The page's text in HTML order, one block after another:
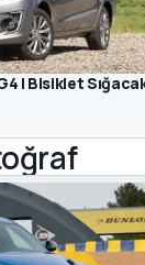
| Bisiklet